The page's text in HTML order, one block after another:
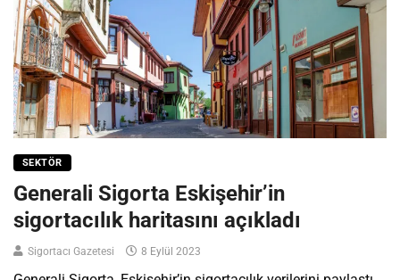
SEKTÖR
Generali Sigorta Eskişehir’in
sigortacılık haritasını açıkladı
Sigortacı Gazetesi 8 Eylül 2023